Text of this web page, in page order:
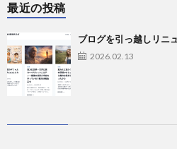
最近の投稿
ブログを引っ越しリニ
2026.02.13